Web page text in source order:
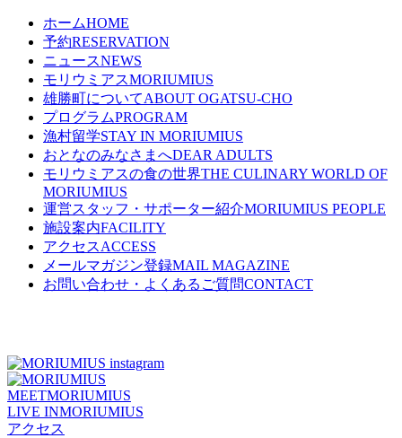
ホームHOME
予約RESERVATION
ニュースNEWS
モリウミアスMORIUMIUS
雄勝町についてABOUT OGATSU-CHO
プログラムPROGRAM
漁村留学STAY IN MORIUMIUS
おとなのみなさまへDEAR ADULTS
モリウミアスの食の世界THE CULINARY WORLD OF
MORIUMIUS
運営スタッフ・サポーター紹介MORIUMIUS PEOPLE
施設案内FACILITY
アクセスACCESS
メールマガジン登録MAIL MAGAZINE
お問い合わせ・よくあるご質問CONTACT
MEETMORIUMIUS
LIVE INMORIUMIUS
アクセス